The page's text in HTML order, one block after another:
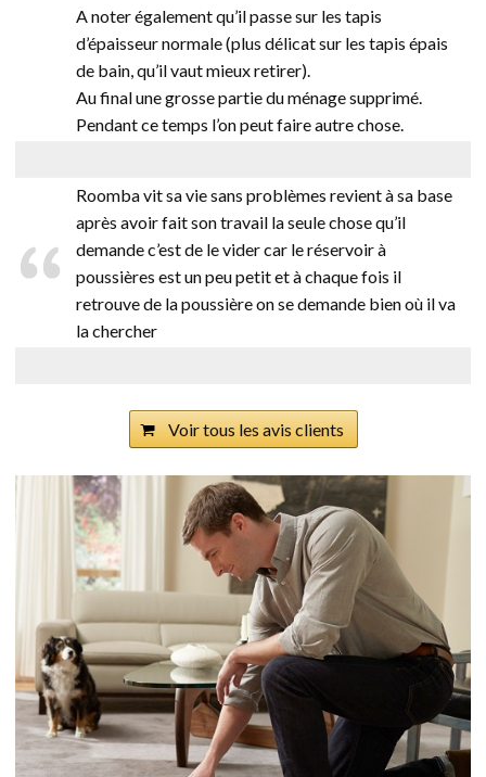
A noter également qu’il passe sur les tapis
d’épaisseur normale (plus délicat sur les tapis épais
de bain, qu’il vaut mieux retirer).
Au final une grosse partie du ménage supprimé.
Pendant ce temps l’on peut faire autre chose.
Roomba vit sa vie sans problèmes revient à sa base
après avoir fait son travail la seule chose qu’il
demande c’est de le vider car le réservoir à
poussières est un peu petit et à chaque fois il
retrouve de la poussière on se demande bien où il va
la chercher
Voir tous les avis clients